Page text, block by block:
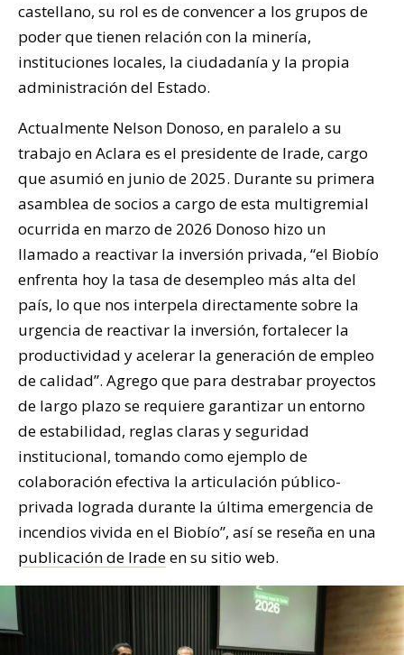
castellano, su rol es de convencer a los grupos de
poder que tienen relación con la minería,
instituciones locales, la ciudadanía y la propia
administración del Estado.
Actualmente Nelson Donoso, en paralelo a su
trabajo en Aclara es el presidente de Irade, cargo
que asumió en junio de 2025. Durante su primera
asamblea de socios a cargo de esta multigremial
ocurrida en marzo de 2026 Donoso hizo un
llamado a reactivar la inversión privada, “el Biobío
enfrenta hoy la tasa de desempleo más alta del
país, lo que nos interpela directamente sobre la
urgencia de reactivar la inversión, fortalecer la
productividad y acelerar la generación de empleo
de calidad”. Agrego que para destrabar proyectos
de largo plazo se requiere garantizar un entorno
de estabilidad, reglas claras y seguridad
institucional, tomando como ejemplo de
colaboración efectiva la articulación público-
privada lograda durante la última emergencia de
incendios vivida en el Biobío”, así se reseña en una
publicación de Iradeen su sitio web.